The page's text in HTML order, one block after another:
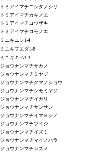
トミアイマチニシタノシリ
トミアイマチカキノエ
トミアイマチコウザキ
トミアイマチコモノエ
ミユキニシ1-4
ミユキフエダ1-8
ミユキキベ1-3
ジョウナンマチサカノ
ジョウナンマチミヤジ
ジョウナンマチクマノショウ
ジョウナンマチシモミヤジ
ジョウナンマチイカリ
ジョウナンマチサンサン
ジョウナンマチイマヨシノ
ジョウナンマチツイジ
ジョウナンマチイズミ
ジョウナンマチマイノハラ
ジョウナンマチシズメ